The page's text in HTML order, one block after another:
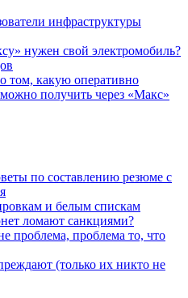
инфраструктуры
нужен свой электромобиль?
том, какую оперативно
получить через «Макс»
по составлению резюме с
и белым спискам
ломают санкциями?
проблема, проблема то, что
(только их никто не